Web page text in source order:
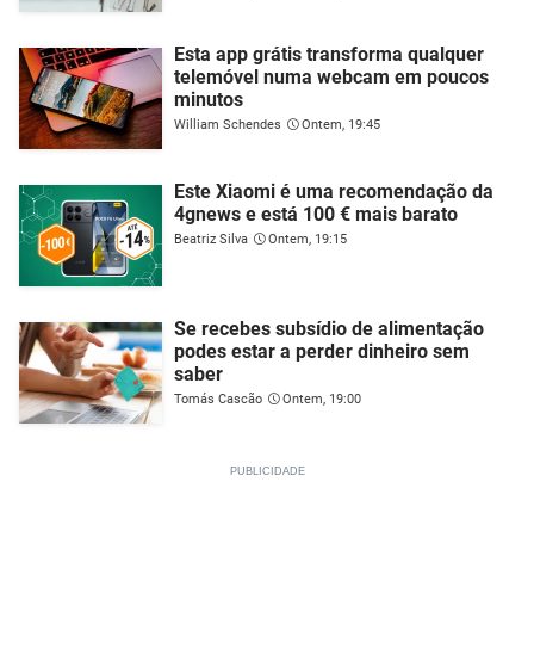
Esta app grátis transforma qualquer
telemóvel numa webcam em poucos
minutos
William Schendes Ontem, 19:45
Este Xiaomi é uma recomendação da
4gnews e está 100 € mais barato
Beatriz Silva Ontem, 19:15
Se recebes subsídio de alimentação
podes estar a perder dinheiro sem
saber
Tomás Cascão Ontem, 19:00